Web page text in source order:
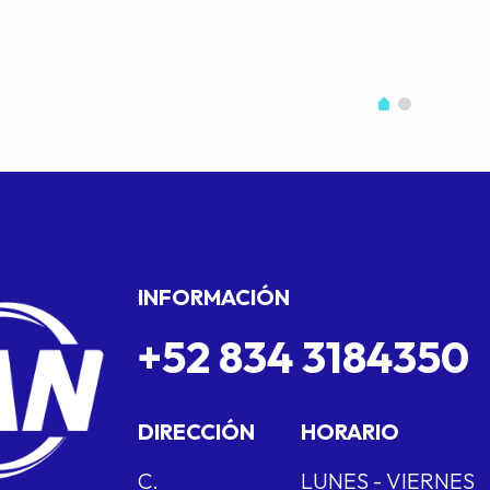
INFORMACIÓN
+52 834 3184350
DIRECCIÓN
C.
HORARIO
LUNES - VIERNES